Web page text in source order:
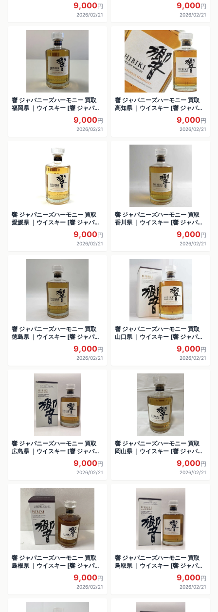
9,000円
2026/02/21
9,000円
2026/02/21
響 ジャパニーズハーモニー 買取
福岡県 ｜ウイスキー [響 ジャパニ
9,000円
2026/02/21
響 ジャパニーズハーモニー 買取
高知県 ｜ウイスキー [響 ジャパニ
9,000円
2026/02/21
響 ジャパニーズハーモニー 買取
愛媛県 ｜ウイスキー [響 ジャパニ
9,000円
2026/02/21
響 ジャパニーズハーモニー 買取
香川県 ｜ウイスキー [響 ジャパニ
9,000円
2026/02/21
響 ジャパニーズハーモニー 買取
徳島県 ｜ウイスキー [響 ジャパニ
9,000円
2026/02/21
響 ジャパニーズハーモニー 買取
山口県 ｜ウイスキー [響 ジャパニ
9,000円
2026/02/21
響 ジャパニーズハーモニー 買取
広島県 ｜ウイスキー [響 ジャパニ
9,000円
2026/02/21
響 ジャパニーズハーモニー 買取
岡山県 ｜ウイスキー [響 ジャパニ
9,000円
2026/02/21
響 ジャパニーズハーモニー 買取
島根県 ｜ウイスキー [響 ジャパニ
9,000円
2026/02/21
響 ジャパニーズハーモニー 買取
鳥取県 ｜ウイスキー [響 ジャパニ
9,000円
2026/02/21